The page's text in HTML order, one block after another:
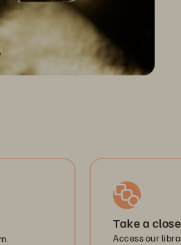
Take a
Access our